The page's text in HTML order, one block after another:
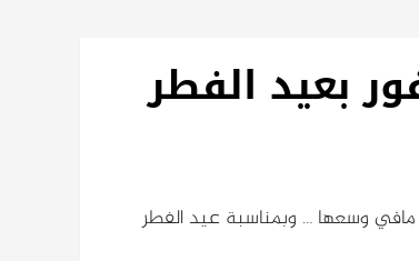
بعيد الفطر
مافي وسعها … وبمناسبة عيد الفطر